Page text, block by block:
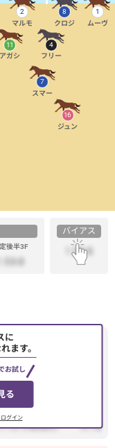
2
マルモ
11
アガシ
4
フリー
7
スマー
8
クロジ
16
ジュン
1
ムーヴ
後半3F
バイアス
め、後半の伸び脚が重
は3コーナーから4コー
に
ます。
お試し
る
グイン